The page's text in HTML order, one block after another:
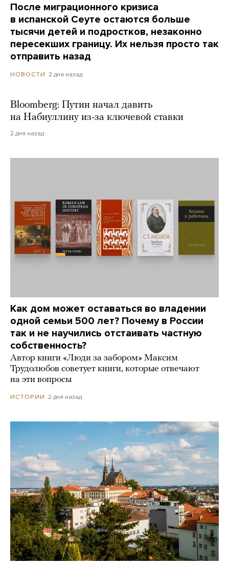
После миграционного кризиса
в испанской Сеуте остаются больше
тысячи детей и подростков, незаконно
пересекших границу. Их нельзя просто так
отправить назад
НОВОСТИ 2 дня назад
Bloomberg: Путин начал давить
на Набиуллину из-за ключевой ставки
2 дня назад
Как дом может оставаться во владении
одной семьи 500 лет? Почему в России
так и не научились отстаивать частную
собственность?
Автор книги «Люди за забором» Максим
Трудолюбов советует книги, которые отвечают
на эти вопросы
ИСТОРИИ 2 дня назад